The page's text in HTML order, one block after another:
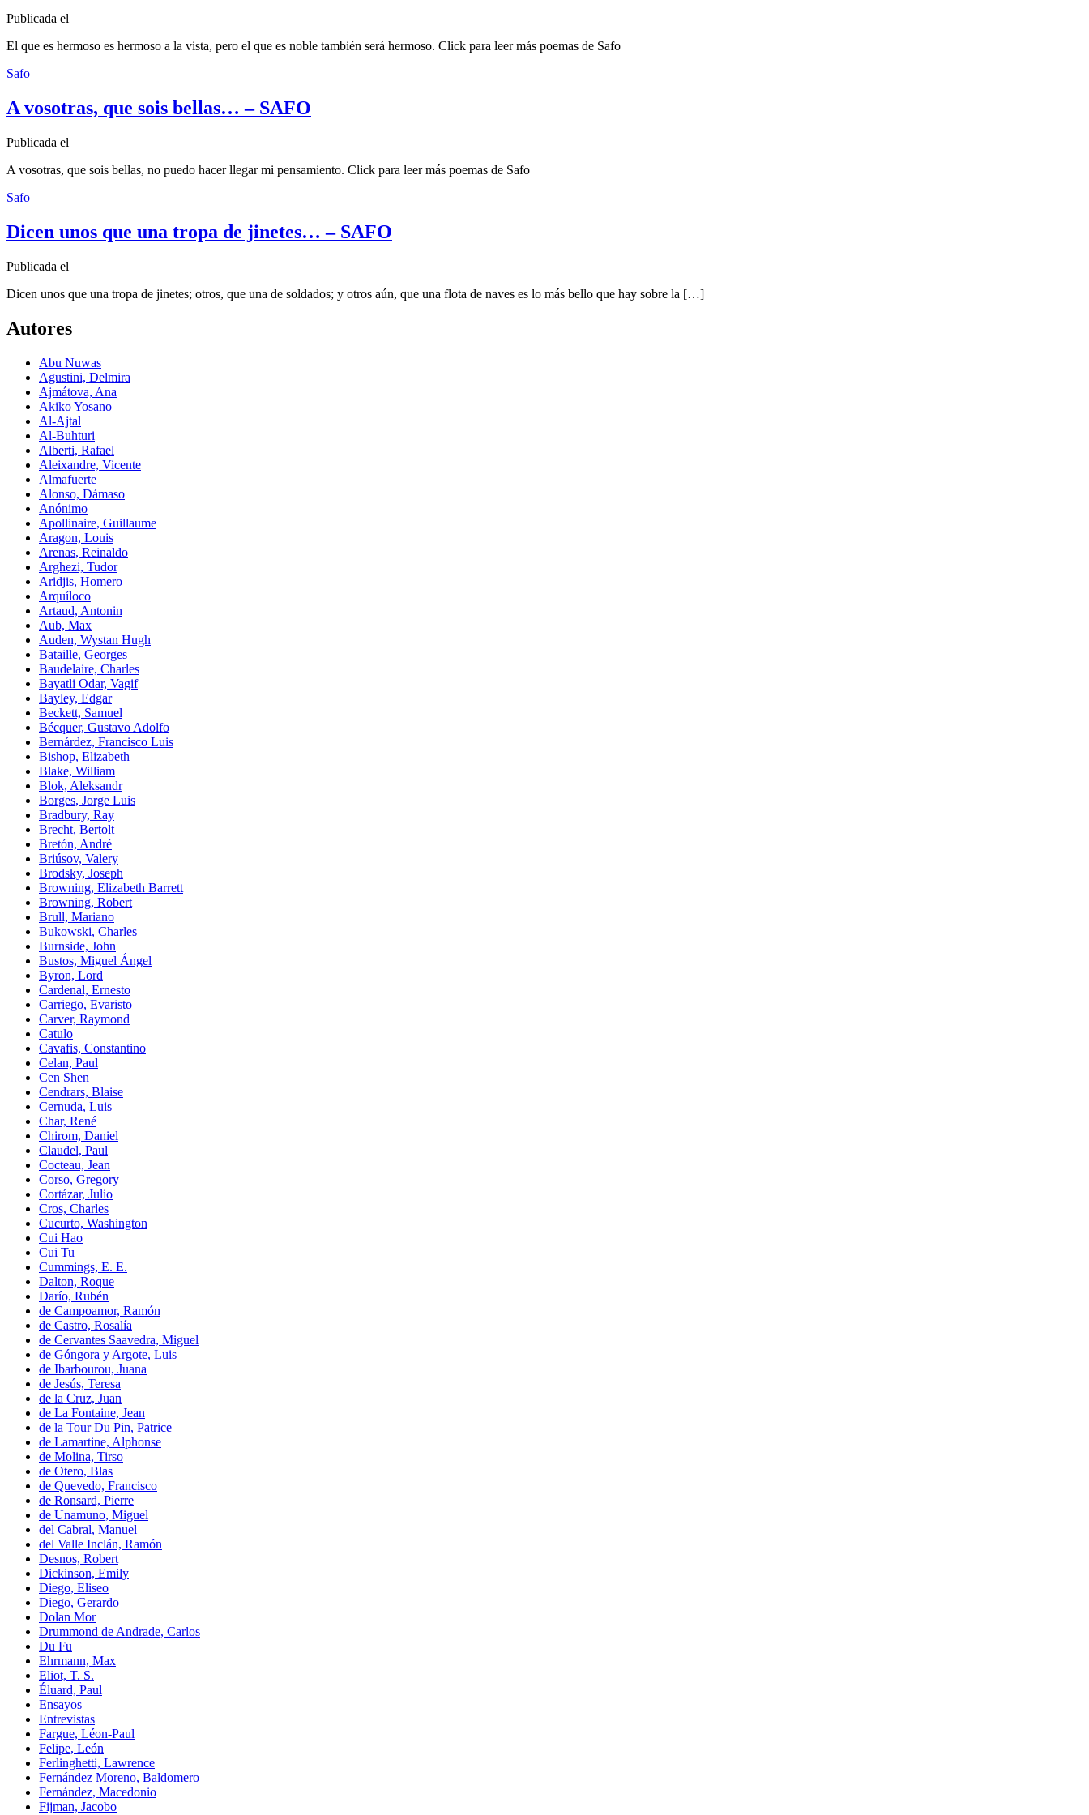
Publicada el
El que es hermoso es hermoso a la vista, pero el que es noble también será hermoso. Click para leer más poemas de Safo
Safo
A vosotras, que sois bellas… – SAFO
Publicada el
A vosotras, que sois bellas, no puedo hacer llegar mi pensamiento. Click para leer más poemas de Safo
Safo
Dicen unos que una tropa de jinetes… – SAFO
Publicada el
Dicen unos que una tropa de jinetes; otros, que una de soldados; y otros aún, que una flota de naves es lo más bello que hay sobre la […]
Autores
Abu Nuwas
Agustini, Delmira
Ajmátova, Ana
Akiko Yosano
Al-Ajtal
Al-Buhturi
Alberti, Rafael
Aleixandre, Vicente
Almafuerte
Alonso, Dámaso
Anónimo
Apollinaire, Guillaume
Aragon, Louis
Arenas, Reinaldo
Arghezi, Tudor
Aridjis, Homero
Arquíloco
Artaud, Antonin
Aub, Max
Auden, Wystan Hugh
Bataille, Georges
Baudelaire, Charles
Bayatli Odar, Vagif
Bayley, Edgar
Beckett, Samuel
Bécquer, Gustavo Adolfo
Bernárdez, Francisco Luis
Bishop, Elizabeth
Blake, William
Blok, Aleksandr
Borges, Jorge Luis
Bradbury, Ray
Brecht, Bertolt
Bretón, André
Briúsov, Valery
Brodsky, Joseph
Browning, Elizabeth Barrett
Browning, Robert
Brull, Mariano
Bukowski, Charles
Burnside, John
Bustos, Miguel Ángel
Byron, Lord
Cardenal, Ernesto
Carriego, Evaristo
Carver, Raymond
Catulo
Cavafis, Constantino
Celan, Paul
Cen Shen
Cendrars, Blaise
Cernuda, Luis
Char, René
Chirom, Daniel
Claudel, Paul
Cocteau, Jean
Corso, Gregory
Cortázar, Julio
Cros, Charles
Cucurto, Washington
Cui Hao
Cui Tu
Cummings, E. E.
Dalton, Roque
Darío, Rubén
de Campoamor, Ramón
de Castro, Rosalía
de Cervantes Saavedra, Miguel
de Góngora y Argote, Luis
de Ibarbourou, Juana
de Jesús, Teresa
de la Cruz, Juan
de La Fontaine, Jean
de la Tour Du Pin, Patrice
de Lamartine, Alphonse
de Molina, Tirso
de Otero, Blas
de Quevedo, Francisco
de Ronsard, Pierre
de Unamuno, Miguel
del Cabral, Manuel
del Valle Inclán, Ramón
Desnos, Robert
Dickinson, Emily
Diego, Eliseo
Diego, Gerardo
Dolan Mor
Drummond de Andrade, Carlos
Du Fu
Ehrmann, Max
Eliot, T. S.
Éluard, Paul
Ensayos
Entrevistas
Fargue, Léon-Paul
Felipe, León
Ferlinghetti, Lawrence
Fernández Moreno, Baldomero
Fernández, Macedonio
Fijman, Jacobo